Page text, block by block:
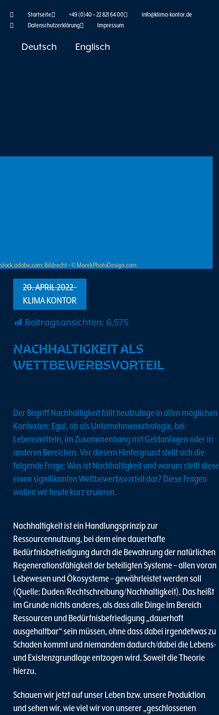
Inhalt
Startseite +49 (0)40 – 22 821 64 00
info@klima-kontor.de
Datenschutzerklärung
Impressum
Deutsch Englisch
stock.adobe.com: Bildrecht – © MarekPhotoDesign.com
20. APRIL 2022
KLIMA KONTOR
Beitragsansichten: 6.575
NACHHALTIGKEIT ALS
WETTBEWERBSVORTEIL
Der Begriff Nachhaltigkeit fällt heutzutage in allen möglichen
Kontexten: Egal, ob als Unternehmensstrategie, bei
Lebensmitteln, im Zusammenhang mit Geldanlagen oder in
anderen Bereichen. Vor diesem Hintergrund stellt sich die
folgende Frage: Was ist Nachhaltigkeit und warum stellt diese
einen signifikanten Wettbewerbsvorteil dar? Diese Fragen
wollen wir heute kurz eruieren.
Nachhaltigkeit ist ein Handlungsprinzip zur
Ressourcennutzung, bei dem eine dauerhafte
Bedürfnisbefriedigung durch die Bewahrung der natürlichen
Regenerationsfähigkeit der beteiligten Systeme – allen voran
Lebewesen und Ökosysteme – gewährleistet werden soll
(Quelle: Duden/Rechtschreibung/Nachhaltigkeit). Das heißt
im Grunde nichts anderes, als dass alle Dinge im Bereich
Ressourcen und Bedürfnisbefriedigung „dauerhaft
ausgehaltbar“ sein müssen, ohne dass dabei irgendetwas zu
Schaden kommt und niemandem dadurch/dabei die Lebens-
und Existenzgrundlage entzogen wird. Soweit die Theorie
hierzu.
Schauen wir jetzt auf unser Leben bzw. unsere Produktion
und sehen wir, wie viel wir von unserer „geschlossenen